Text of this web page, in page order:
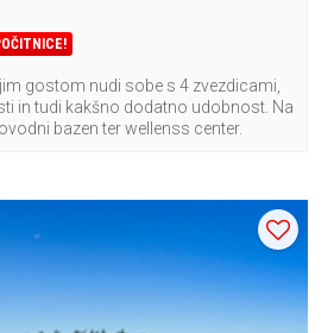
gostom nudi sobe s 4 zvezdicami,
in tudi kakšno dodatno udobnost. Na
bazen ter wellenss center.